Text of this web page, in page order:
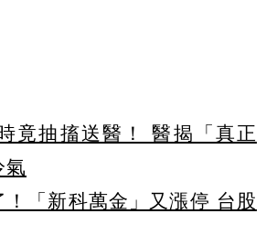
竟抽搐送醫！ 醫揭「真正
氣
！「新科萬金」又漲停 台股